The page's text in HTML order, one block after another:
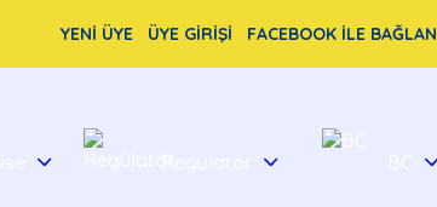
YENİ ÜYE ÜYE GİRİŞİ FACEBOOK İLE BAĞLAN